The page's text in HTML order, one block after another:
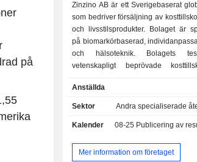
på
Zinzino AB är ett Sverigebaserat
som bedriver försäljning av
och livsstilsprodukter. Bolaget är
på biomarkörbaserad,
och hälsoteknik. Bolagets
vetenskapligt beprövade
världen. Zinzino AB äger de norska
och produktionsenheterna BioActive
ligger i Göteborg, Sverige, med
Hongkong, Malaysia och Indien.
Anställda
Sektor Andra specialiserade
Kalender 08-25 Publicering av resultat
Mer information om företaget